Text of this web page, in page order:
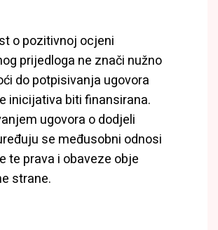
o pozitivnoj ocjeni
prijedloga ne znači nužno
do potpisivanja ugovora
inicijativa biti finansirana.
ugovora o dodjeli
se međusobni odnosi
te prava i obaveze obje
strane.